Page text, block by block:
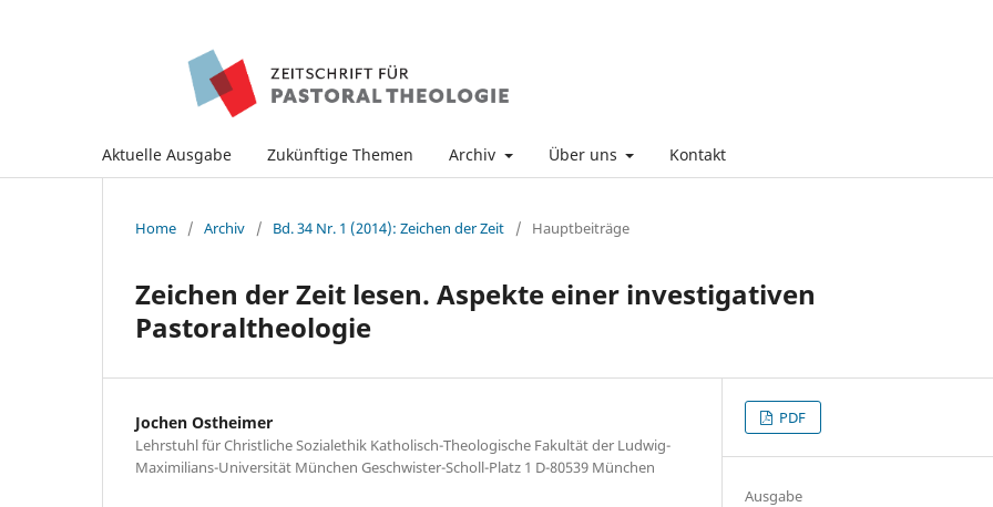
Aktuelle Ausgabe Zukünftige Themen Archiv Über uns Kontakt
Home / Archiv / Bd. 34 Nr. 1 (2014): Zeichen der Zeit / Hauptbeiträge
Zeichen der Zeit lesen. Aspekte einer investigativen
Pastoraltheologie
Jochen Ostheimer
Lehrstuhl für Christliche Sozialethik Katholisch-Theologische Fakultät der Ludwig-
Maximilians-Universität München Geschwister-Scholl-Platz 1 D-80539 München
PDF
Ausgabe